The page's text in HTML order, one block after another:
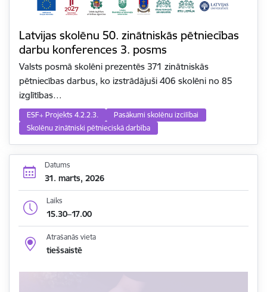
Latvijas skolēnu 50. zinātniskās pētniecības
darbu konferences 3. posms
Valsts posmā skolēni prezentēs 371 zinātniskās
pētniecības darbus, ko izstrādājuši 406 skolēni no 85
izglītības…
ESF+ Projekts 4.2.2.3.
Pasākumi skolēnu izcilībai
Skolēnu zinātniski pētnieciskā darbība
Datums
31. marts, 2026
Laiks
15.30–17.00
Atrašanās vieta
tiešsaistē